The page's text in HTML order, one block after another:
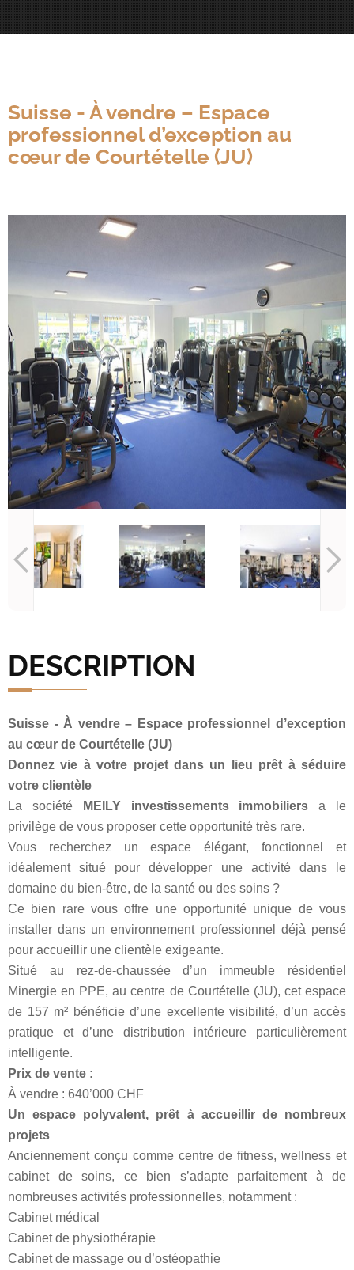
Suisse - À vendre – Espace
professionnel d’exception au
cœur de Courtételle (JU)
DESCRIPTION
Suisse - À vendre – Espace professionnel d’exception
au cœur de Courtételle (JU)
Donnez vie à votre projet dans un lieu prêt à séduire
votre clientèle
La société
MEILY investissements immobiliers a le
privilège de vous proposer cette opportunité très rare.
Vous recherchez un espace élégant, fonctionnel et
idéalement situé pour développer une activité dans le
domaine du bien-être, de la santé ou des soins ?
Ce bien rare vous offre une opportunité unique de vous
installer dans un environnement professionnel déjà pensé
pour accueillir une clientèle exigeante.
Situé au rez-de-chaussée d’un immeuble résidentiel
Minergie en PPE, au centre de Courtételle (JU), cet espace
de 157 m² bénéficie d’une excellente visibilité, d’un accès
pratique et d’une distribution intérieure particulièrement
intelligente.
Prix de vente :
À vendre : 640’000 CHF
Un espace polyvalent, prêt à accueillir de nombreux
projets
Anciennement conçu comme centre de fitness, wellness et
cabinet de soins, ce bien s’adapte parfaitement à de
nombreuses activités professionnelles, notamment :
Cabinet médical
Cabinet de physiothérapie
Cabinet de massage ou d’ostéopathie